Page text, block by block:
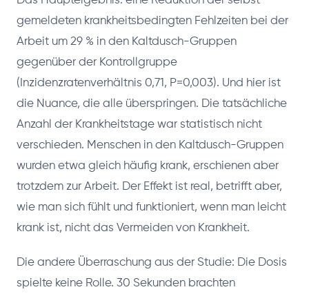
gemeldeten krankheitsbedingten Fehlzeiten bei der
Arbeit um 29 % in den Kaltdusch-Gruppen
gegenüber der Kontrollgruppe
(Inzidenzratenverhältnis 0,71, P=0,003). Und hier ist
die Nuance, die alle überspringen. Die tatsächliche
Anzahl der Krankheitstage war statistisch nicht
verschieden. Menschen in den Kaltdusch-Gruppen
wurden etwa gleich häufig krank, erschienen aber
trotzdem zur Arbeit. Der Effekt ist real, betrifft aber,
wie man sich fühlt und funktioniert, wenn man leicht
krank ist, nicht das Vermeiden von Krankheit.
Die andere Überraschung aus der Studie: Die Dosis
spielte keine Rolle. 30 Sekunden brachten